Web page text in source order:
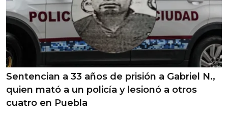
Sentencian a 33 años de prisión a Gabriel N.,
quien mató a un policía y lesionó a otros
cuatro en Puebla